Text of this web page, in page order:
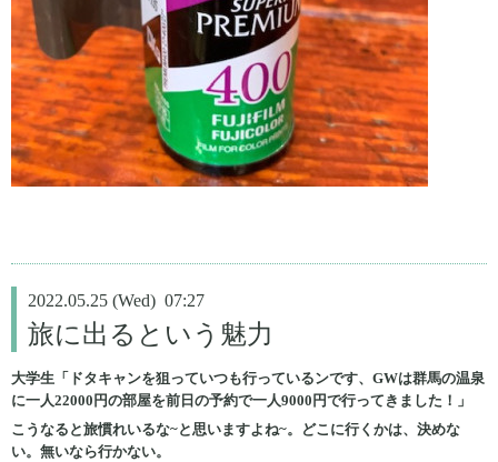
2022.05.25 (Wed) 07:27
旅に出るという魅力
大学生「ドタキャンを狙っていつも行っているンです、GWは群馬の温泉
に一人22000円の部屋を前日の予約で一人9000円で行ってきました！」
こうなると旅慣れいるな~と思いますよね~。どこに行くかは、決めな
い。無いなら行かない。